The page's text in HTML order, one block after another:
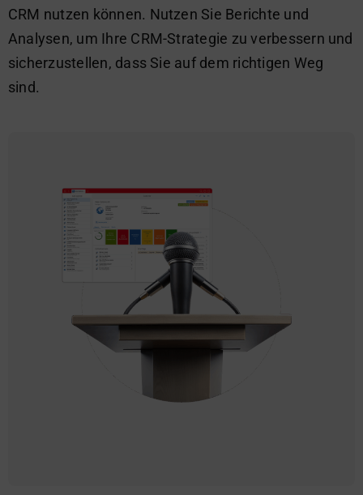
CRM nutzen können. Nutzen Sie Berichte und
Analysen, um Ihre CRM-Strategie zu verbessern und
sicherzustellen, dass Sie auf dem richtigen Weg
sind.